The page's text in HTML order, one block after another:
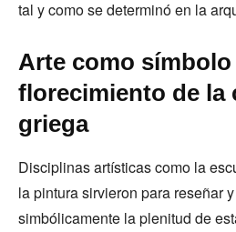
tal y como se determinó en la
Arte como símbolo
florecimiento de la
griega
Disciplinas artísticas como la
la pintura sirvieron para reseñar
simbólicamente la plenitud de